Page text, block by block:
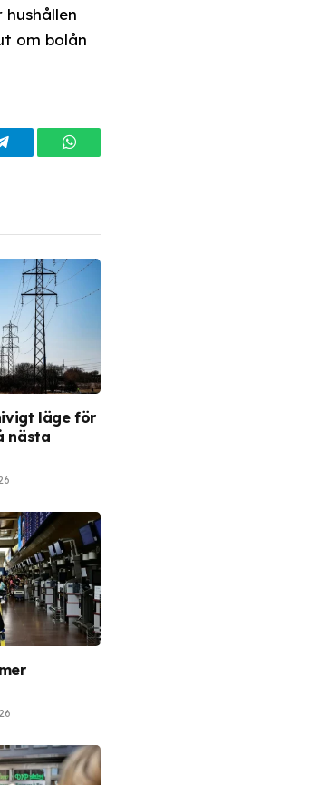
om bolån
TelegramWhatsApp
läge för
nästa